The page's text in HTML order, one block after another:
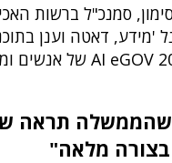
סמנכ"ל ברשות
שהממשלה תראה
בצורה מלאה"